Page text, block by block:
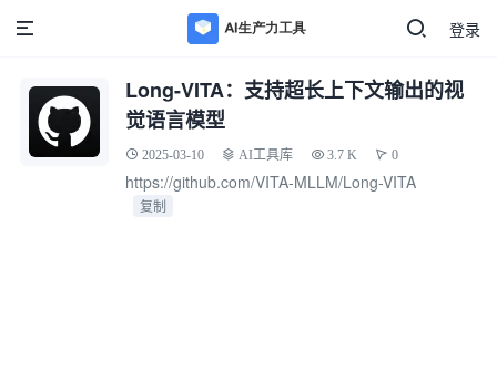
登录
Long-VITA：支持超长上下文输出的视
觉语言模型
2025-03-10 AI工具库 3.7 K 0
https://github.com/VITA-MLLM/Long-VITA
复制